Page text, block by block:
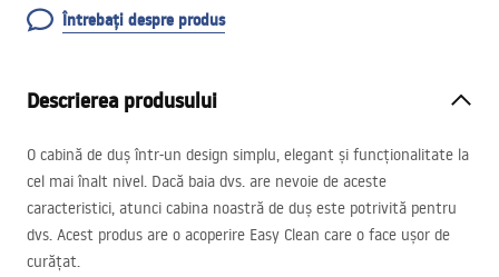
Întrebați despre produs
Descrierea produsului
O cabină de duș într-un design simplu, elegant și funcționalitate la
cel mai înalt nivel. Dacă baia dvs. are nevoie de aceste
caracteristici, atunci cabina noastră de duș este potrivită pentru
dvs. Acest produs are o acoperire Easy Clean care o face ușor de
curățat.